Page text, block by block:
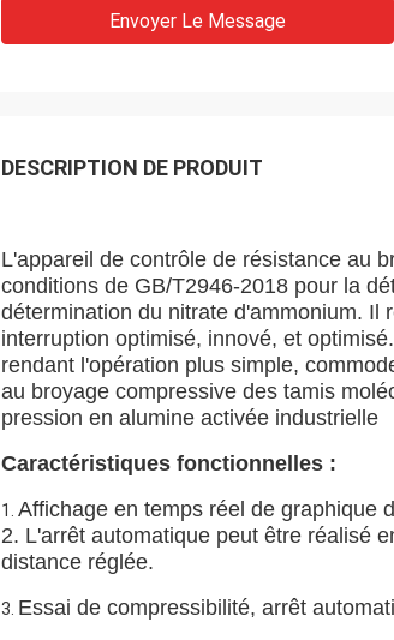
Envoyer Le Message
DESCRIPTION DE PRODUIT
L'appareil de contrôle de résistance au
conditions de GB/T2946-2018 pour la
détermination du nitrate d'ammonium. Il
interruption optimisé, innové, et
rendant l'opération plus simple,
au broyage compressive des tamis
pression en alumine activée industrielle
Caractéristiques fonctionnelles :
1. Affichage en temps réel de graphique
2. L'arrêt automatique peut être réalisé
distance réglée.
3. Essai de compressibilité, arrêt